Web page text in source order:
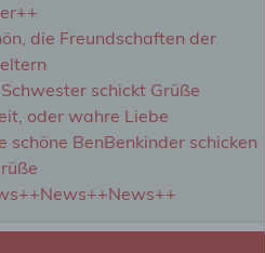
die Freundschaften der
Schwester schickt Grüße
oder wahre Liebe
schöne BenBenkinder schicken